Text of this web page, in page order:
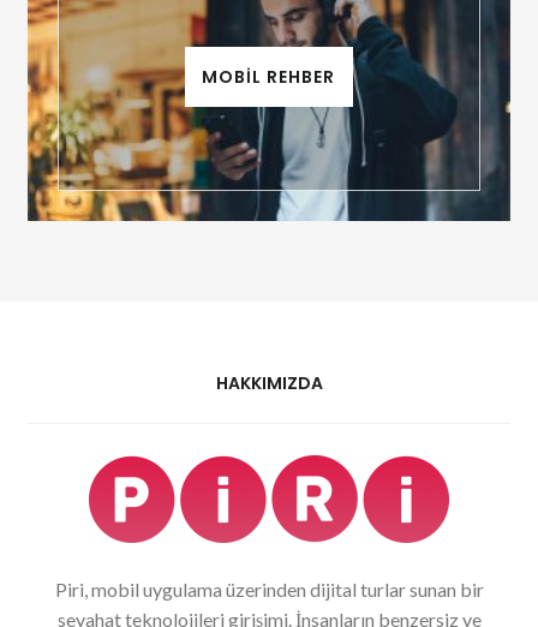
MOBİL REHBER
HAKKIMIZDA
Piri, mobil uygulama üzerinden dijital turlar sunan bir
seyahat teknolojileri girişimi. İnsanların benzersiz ve